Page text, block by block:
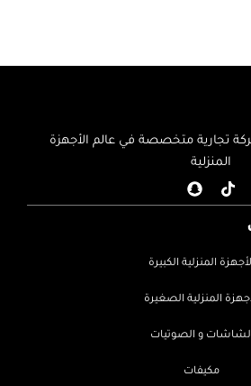
تجارية متخصصة في عالم الأجهزة
المنزلية
المنزلية الكبيرة
المنزلية الصغيرة
و الصوتيات
مكيفات